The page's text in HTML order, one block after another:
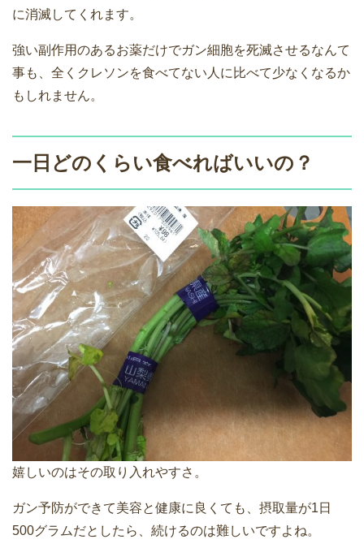
に消滅してくれます。
強い副作用のあるお薬だけでガン細胞を死滅させるなんて
事も、全くクレソンを食べてない人に比べて少なくなるか
もしれません。
一日どのくらい食べればいいの？
嬉しいのはその取り入れやすさ。
ガン予防ができて美容と健康に良くても、摂取量が1日
500グラムだとしたら、続けるのは難しいですよね。